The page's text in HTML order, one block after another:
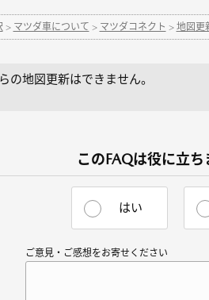
> マツダ車について > マツダコネクト > 地図更
の地図更新はできません。
このFAQは役に立ち
はい
ご意見・ご感想をお寄せください